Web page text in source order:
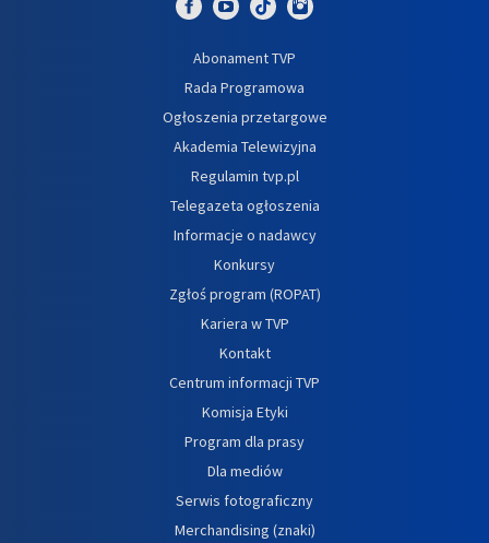
Abonament TVP
Rada Programowa
Ogłoszenia przetargowe
Akademia Telewizyjna
Regulamin tvp.pl
Telegazeta ogłoszenia
Informacje o nadawcy
Konkursy
Zgłoś program (ROPAT)
Kariera w TVP
Kontakt
Centrum informacji TVP
Komisja Etyki
Program dla prasy
Dla mediów
Serwis fotograficzny
Merchandising (znaki)